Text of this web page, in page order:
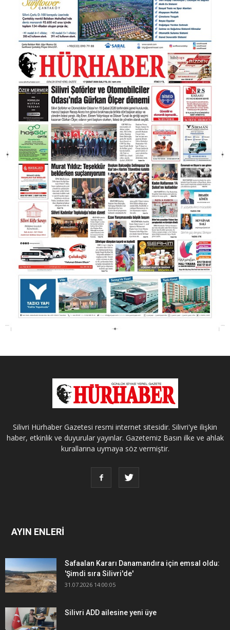
Silivri Hürhaber Gazetesi resmi internet sitesidir. Silivri'ye ilişkin
haber, etkinlik ve duyurular yayınlar. Gazetemiz Basın ilke ve ahlak
kurallarına uymaya söz vermiştir.
AYIN ENLERİ
Safaalan Kararı Danamandıra için emsal oldu:
'Şimdi sıra Silivri'de'
31.07.2026 14:00:05
Silivri ADD ailesine yeni üye